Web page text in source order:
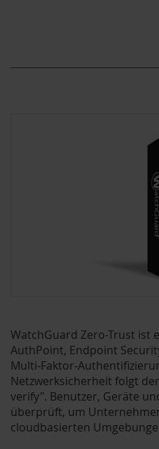
WatchGuard Zero-Trust ist
AuthPoint, Endpoint
Multi-Faktor-
Netzwerksicherheit folgt
verify". Benutzer, Geräte
überprüft, um
cloudbasierten